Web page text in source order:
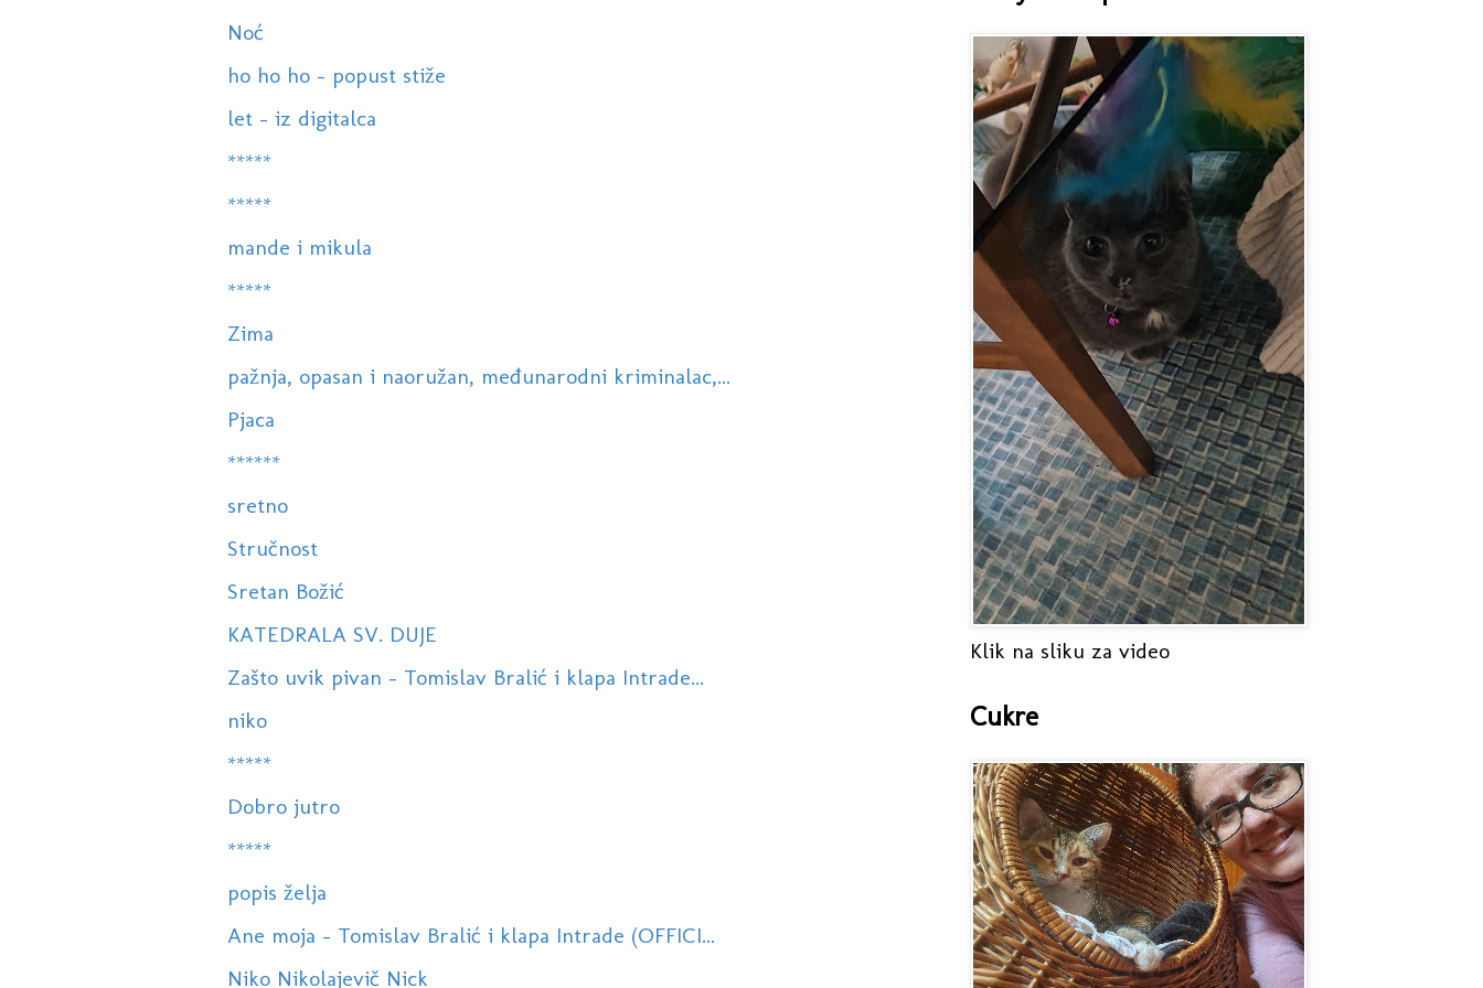
Noć
ho ho ho - popust stiže
let - iz digitalca
*****
*****
mande i mikula
*****
Zima
pažnja, opasan i naoružan, međunarodni kriminalac,...
Pjaca
******
sretno
Stručnost
Sretan Božić
KATEDRALA SV. DUJE
Zašto uvik pivan - Tomislav Bralić i klapa Intrade...
niko
*****
Dobro jutro
*****
popis želja
Ane moja - Tomislav Bralić i klapa Intrade (OFFICI...
Niko Nikolajevič Nick
Klik na sliku za video
Cukre